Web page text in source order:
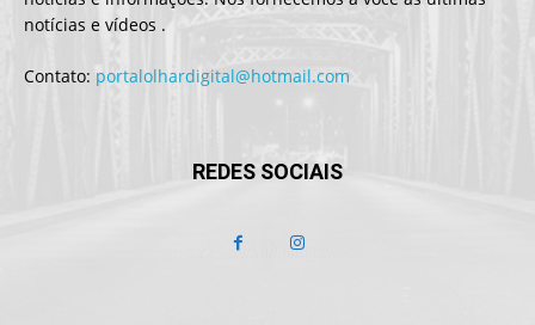
notícias e vídeos .
Contato: portalolhardigital@hotmail.com
REDES SOCIAIS